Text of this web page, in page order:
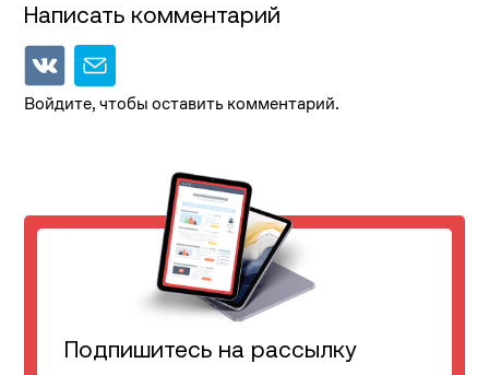
Написать комментарий
Войдите, чтобы оставить комментарий.
Подпишитесь на рассылку